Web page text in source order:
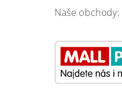
Naše obchody: